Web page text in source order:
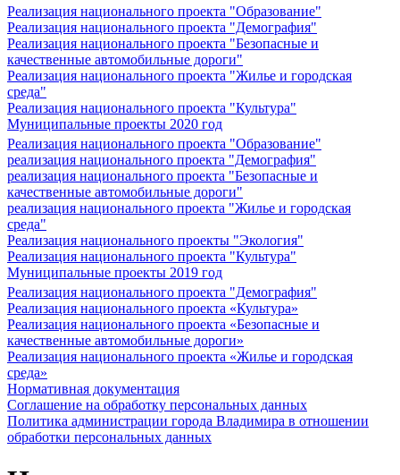
Реализация национального проекта "Образование"
Реализация национального проекта "Демография"
Реализация национального проекта "Безопасные и
качественные автомобильные дороги"
Реализация национального проекта "Жилье и городская
среда"
Реализация национального проекта "Культура"
Муниципальные проекты 2020 год
Реализация национального проекта "Образование"
реализация национального проекта "Демография"
реализация национального проекта "Безопасные и
качественные автомобильные дороги"
реализация национального проекта "Жилье и городская
среда"
Реализация национального проекты "Экология"
Реализация национального проекта "Культура"
Муниципальные проекты 2019 год
Реализация национального проекта "Демография"
Реализация национального проекта «Культура»
Реализация национального проекта «Безопасные и
качественные автомобильные дороги»
Реализация национального проекта «Жилье и городская
среда»
Нормативная документация
Соглашение на обработку персональных данных
Политика администрации города Владимира в отношении
обработки персональных данных